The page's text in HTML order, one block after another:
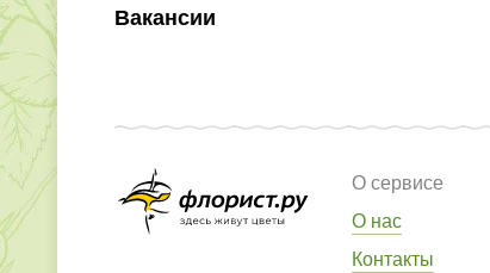
Вакансии
О сервисе
О нас
Контакты